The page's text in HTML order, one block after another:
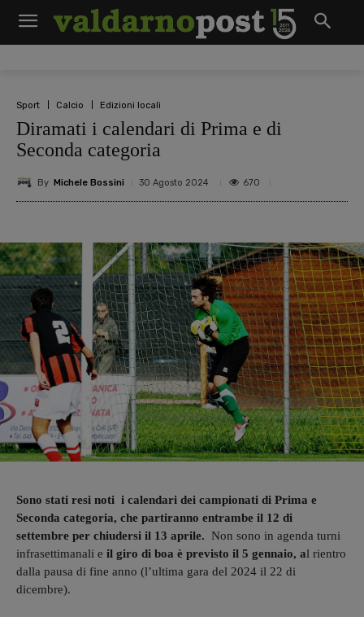
Sport Calcio Edizioni locali
Diramati i calendari di Prima e di
Seconda categoria
By Michele Bossini 30 Agosto 2024 670
Sono stati resi noti i calendari dei campionati di Prima e
Seconda categoria, che partiranno entrambe il 12 di
settembre per chiudersi il 13 aprile. Non sono in agenda turni
infrasettimanali e il giro di boa è previsto il 5 gennaio, al rientro
dalla pausa di fine anno (l’ultima gara del 2024 il 22 di
dicembre).